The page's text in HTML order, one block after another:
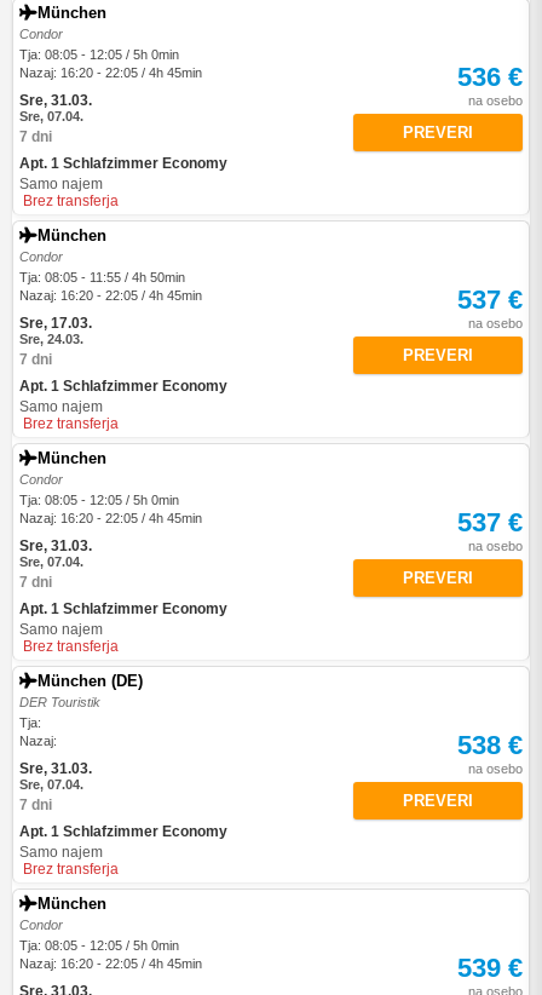
München
Condor
Tja: 08:05 - 12:05 / 5h 0min
Nazaj: 16:20 - 22:05 / 4h 45min
Sre, 31.03.
Sre, 07.04.
7 dni
Apt. 1 Schlafzimmer Economy
Samo najem
Brez transferja
536 €
na osebo
PREVERI
München
Condor
Tja: 08:05 - 11:55 / 4h 50min
Nazaj: 16:20 - 22:05 / 4h 45min
Sre, 17.03.
Sre, 24.03.
7 dni
Apt. 1 Schlafzimmer Economy
Samo najem
Brez transferja
537 €
na osebo
PREVERI
München
Condor
Tja: 08:05 - 12:05 / 5h 0min
Nazaj: 16:20 - 22:05 / 4h 45min
Sre, 31.03.
Sre, 07.04.
7 dni
Apt. 1 Schlafzimmer Economy
Samo najem
Brez transferja
537 €
na osebo
PREVERI
München (DE)
DER Touristik
Tja:
Nazaj:
Sre, 31.03.
Sre, 07.04.
7 dni
Apt. 1 Schlafzimmer Economy
Samo najem
Brez transferja
538 €
na osebo
PREVERI
München
Condor
Tja: 08:05 - 12:05 / 5h 0min
Nazaj: 16:20 - 22:05 / 4h 45min
Sre, 31.03.
539 €
na osebo